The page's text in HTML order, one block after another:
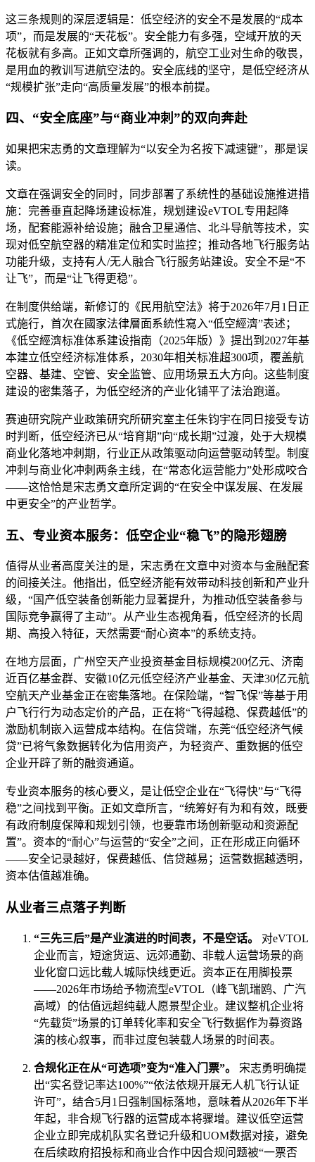
这三条规则的深层逻辑是：低空经济的安全不是发展的“成本
项”，而是发展的“天花板”。安全能力有多强，空域开放的天
花板就有多高。正如文章所强调的，航空工业对生命的敬畏，
是用血的教训写进航空法的。安全底线的坚守，是低空经济从
“规模扩张”走向“高质量发展”的根本前提。
四、“安全底座”与“商业冲刺”的双向奔赴
如果把宋志勇的文章理解为“以安全为名按下减速键”，那是误
读。
文章在强调安全的同时，同步部署了系统性的基础设施推进措
施：完善垂直起降场建设标准，规划建设eVTOL专用起降
场，配套能源补给设施；融合卫星通信、北斗导航等技术，实
现对低空航空器的精准定位和实时监控；推动各地飞行服务站
功能升级，支持有人/无人融合飞行服务站建设。安全不是“不
让飞”，而是“让飞得更稳”。
在制度供给端，新修订的《民用航空法》将于2026年7月1日正
式施行，首次在國家法律層面系統性寫入“低空經濟”表述；
《低空經濟标准体系建设指南（2025年版）》提出到2027年基
本建立低空经济标准体系，2030年相关标准超300项，覆盖航
空器、基建、空管、安全监管、应用场景五大方向。这些制度
建设的密集落子，为低空经济的产业化铺平了法治跑道。
赛迪研究院产业政策研究所研究室主任朱钧宇在同日接受专访
时判断，低空经济已从“培育期”向“成长期”过渡，处于大规模
商业化落地冲刺期，行业正从政策驱动向运营驱动转型。制度
冲刺与商业化冲刺两条主线，在“常态化运营能力”处形成咬合
——这恰恰是宋志勇文章所定调的“在安全中谋发展、在发展
中更安全”的产业哲学。
五、专业资本服务：低空企业“稳飞”的隐形翅膀
值得从业者高度关注的是，宋志勇在文章中对资本与金融配套
的间接关注。他指出，低空经济能有效带动科技创新和产业升
级，“国产低空装备创新能力显著提升，为推动低空装备参与
国际竞争赢得了主动”。从产业生态视角看，低空经济的长周
期、高投入特征，天然需要“耐心资本”的系统支持。
在地方层面，广州空天产业投资基金目标规模200亿元、济南
近百亿基金群、安徽10亿元低空经济产业基金、天津30亿元航
空航天产业基金正在密集落地。在保险端，“智飞保”等基于用
户飞行行为动态定价的产品，正在将“飞得越稳、保费越低”的
激励机制嵌入运营成本结构。在信贷端，东莞“低空经济气候
贷”已将气象数据转化为信用资产，为轻资产、重数据的低空
企业开辟了新的融资通道。
专业资本服务的核心要义，是让低空企业在“飞得快”与“飞得
稳”之间找到平衡。正如文章所言，“统筹好有为和有效，既要
有政府制度保障和规划引领，也要靠市场创新驱动和资源配
置”。资本的“耐心”与运营的“安全”之间，正在形成正向循环
——安全记录越好，保费越低、信贷越易；运营数据越透明，
资本估值越准确。
从业者三点落子判断
“三先三后”是产业演进的时间表，不是空话。
对eVTOL
企业而言，短途货运、远郊通勤、非载人运营场景的商
业化窗口远比载人城际快线更近。资本正在用脚投票
——2026年市场给予物流型eVTOL（峰飞凯瑞鸥、广汽
高域）的估值远超纯载人愿景型企业。建议整机企业将
“先载货”场景的订单转化率和安全飞行数据作为募资路
演的核心叙事，而非过度包装载人场景的时间表。
合规化正在从“可选项”变为“准入门票”。
宋志勇明确提
出“实名登记率达100%”“依法依规开展无人机飞行认证
许可”，结合5月1日强制国标落地，意味着从2026年下半
年起，非合规飞行器的运营成本将骤增。建议低空运营
企业立即完成机队实名登记升级和UOM数据对接，避免
在后续政府招投标和商业合作中因合规问题被“一票否